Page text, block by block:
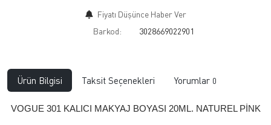
Fiyatı Düşünce Haber Ver
Barkod:
3028669022901
Ürün Bilgisi Taksit Seçenekleri Yorumlar 0
VOGUE 301 KALICI MAKYAJ BOYASI 20ML. NATUREL PİNK